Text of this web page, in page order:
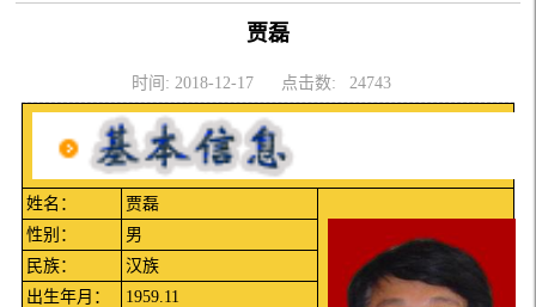
贾磊
时间: 2018-12-17 点击数: 24743
姓名： 贾磊
性别：
男
民族：
汉族
出生年月：
1959.11